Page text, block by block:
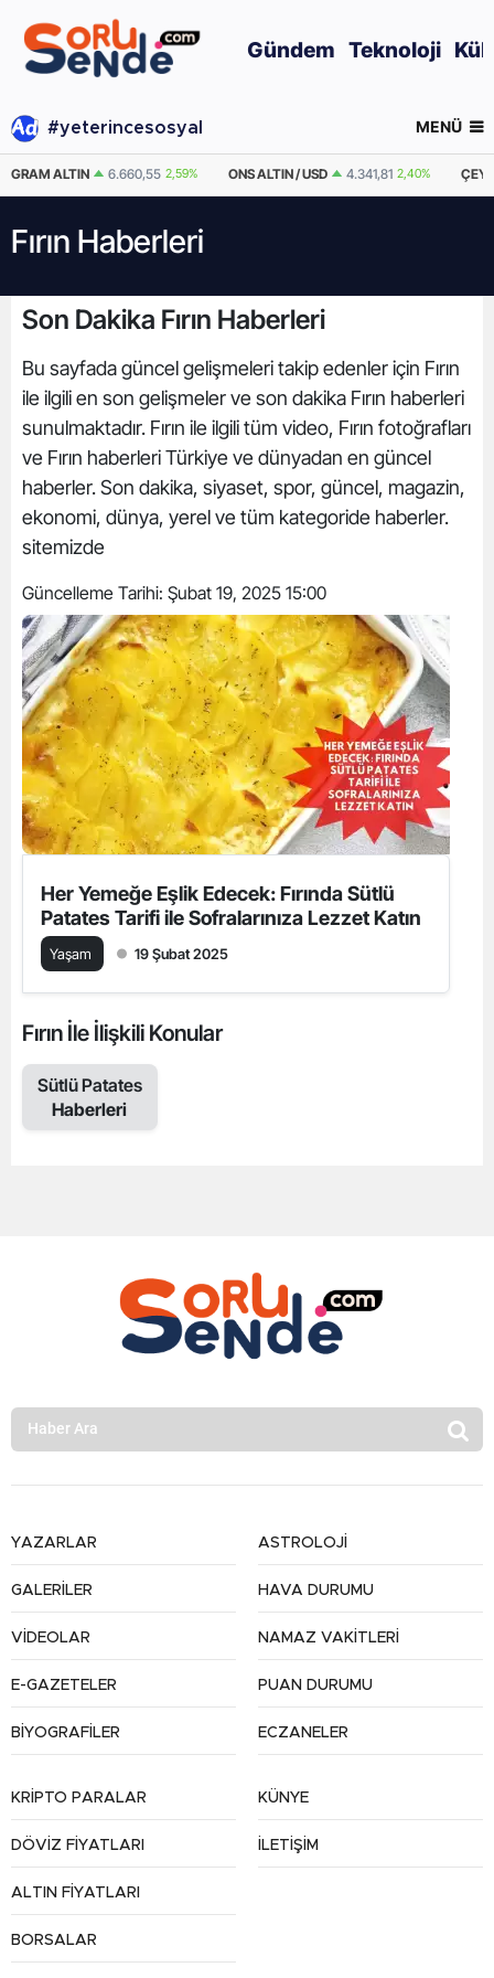
Gündem Teknoloji
#yeterincesosyal MENÜ
GRAM ALTIN 6.660,55 2,59% ONS ALTIN / USD 4.341,81 2,40%
Fırın Haberleri
Son Dakika Fırın Haberleri
Bu sayfada güncel gelişmeleri takip edenler için Fırın
ile ilgili en son gelişmeler ve son dakika Fırın haberleri
sunulmaktadır. Fırın ile ilgili tüm video, Fırın fotoğrafları
ve Fırın haberleri Türkiye ve dünyadan en güncel
haberler. Son dakika, siyaset, spor, güncel, magazin,
ekonomi, dünya, yerel ve tüm kategoride haberler.
sitemizde
Güncelleme Tarihi: Şubat 19, 2025 15:00
Her Yemeğe Eşlik Edecek: Fırında Sütlü
Patates Tarifi ile Sofralarınıza Lezzet Katın
Yaşam 19 Şubat 2025
Fırın İle İlişkili Konular
Sütlü Patates
Haberleri
YAZARLAR
GALERİLER
VİDEOLAR
E-GAZETELER
BİYOGRAFİLER
ASTROLOJİ
HAVA DURUMU
NAMAZ VAKİTLERİ
PUAN DURUMU
ECZANELER
KRİPTO PARALAR
DÖVİZ FİYATLARI
ALTIN FİYATLARI
BORSALAR
KÜNYE
İLETİŞİM